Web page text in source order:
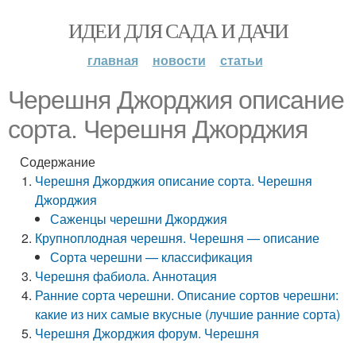
ИДЕИ ДЛЯ САДА И ДАЧИ
главная новости статьи
Черешня Джорджия описание
сорта. Черешня Джорджия
Содержание
Черешня Джорджия описание сорта. Черешня
Джорджия
Саженцы черешни Джорджия
Крупноплодная черешня. Черешня — описание
Сорта черешни — классификация
Черешня фабиола. Аннотация
Ранние сорта черешни. Описание сортов черешни:
какие из них самые вкусные (лучшие ранние сорта)
Черешня Джорджия форум. Черешня